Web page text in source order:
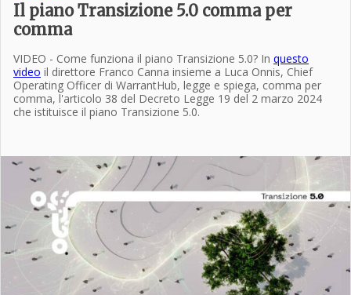
Il piano Transizione 5.0 comma per
comma
VIDEO - Come funziona il piano Transizione 5.0? In questo
video il direttore Franco Canna insieme a Luca Onnis, Chief
Operating Officer di WarrantHub, legge e spiega, comma per
comma, l'articolo 38 del Decreto Legge 19 del 2 marzo 2024
che istituisce il piano Transizione 5.0.